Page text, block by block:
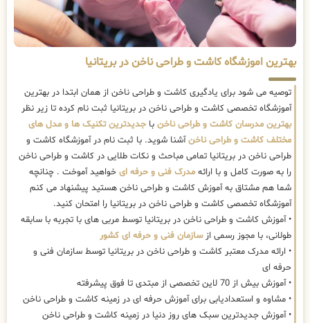
بهترین اموزشگاه کاشت و طراحی ناخن در بریتانیا
توصیه می شود برای یادگیری کاشت و طراحی ناخن از همان ابتدا در بهترین
آموزشگاه تخصصی کاشت و طراحی ناخن در بریتانیا ثبت نام کرده تا زیر نظر
بهترین مدرسان کاشت و طراحی ناخن با جدیدترین تکنیک ها و مدل های
مختلف کاشت و طراحی ناخنآشنا شوید. با ثبت نام در آموزشگاه کاشت و
طراحی ناخن در بریتانیا تمامی مباحث و نکات طلایی در کاشت و طراحی ناخن
را به صورت کامل و با ارائه مدرک فنی و حرفه ای خواهید آموخت . چنانچه
شما هم مشتاق به آموزش کاشت و طراحی ناخن هستید پیشنهاد می کنم
آموزشگاه تخصصی کاشت و طراحی ناخن در بریتانیا را امتحان کنید.
• آموزش کاشت و طراحی ناخن در بریتانیا توسط مربی های با تجربه با سابقه
طولانی، با مجوز رسمی ازسازمان فنی و حرفه ای کشور
• ارائه مدرک معتبر کاشت و طراحی ناخن در بریتانیا توسط سازمان فنی و
حرفه ای
• آموزش بیش از 70 لاین تخصصی از مبتدی تا فوق پیشرفته
• مشاوه و استعدادیابی برای آموزش حرفه ای در زمینه کاشت و طراحی ناخن
• آموزش جدیدترین سبک های روز دنیا در زمینه کاشت و طراحی ناخن